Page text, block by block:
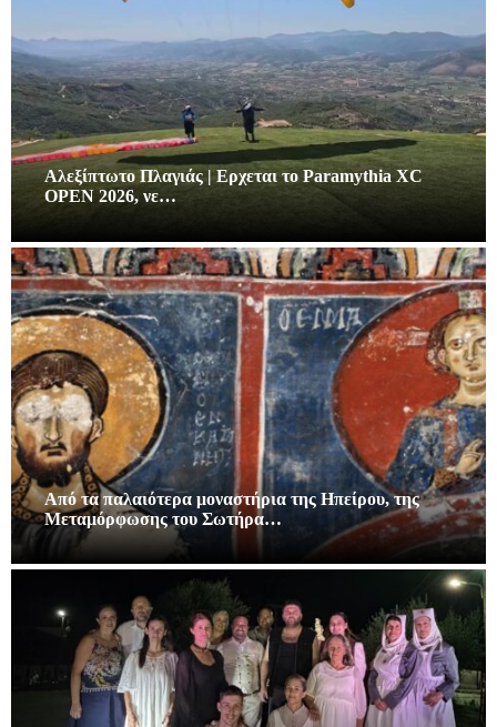
Αλεξίπτωτο Πλαγιάς | Ερχεται το Paramythia XC
OPEN 2026, νε…
Από τα παλαιότερα μοναστήρια της Ηπείρου, της
Μεταμόρφωσης του Σωτήρα…